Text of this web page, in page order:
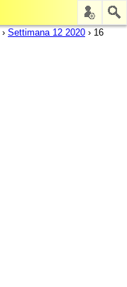
› Settimana 12 2020 › 16